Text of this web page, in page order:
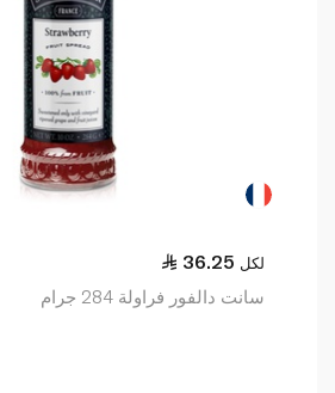
36.25 لكل
سانت دالفور فراولة 284 جرام